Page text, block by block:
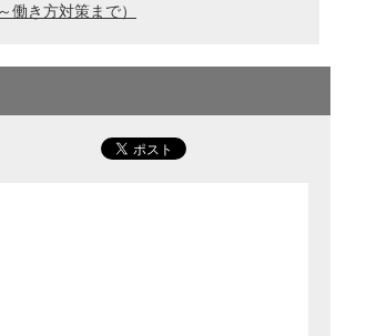
働き方対策まで）